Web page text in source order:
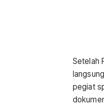
Setelah
pegiat